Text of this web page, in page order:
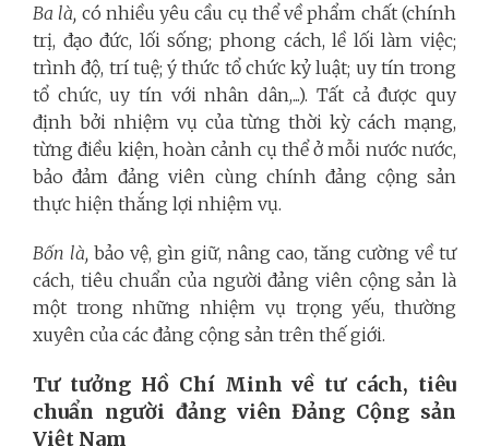
Ba là, có nhiều yêu cầu cụ thể về phẩm chất (chính
trị, đạo đức, lối sống; phong cách, lề lối làm việc;
trình độ, trí tuệ; ý thức tổ chức kỷ luật; uy tín trong
tổ chức, uy tín với nhân dân,...). Tất cả được quy
định bởi nhiệm vụ của từng thời kỳ cách mạng,
từng điều kiện, hoàn cảnh cụ thể ở mỗi nước nước,
bảo đảm đảng viên cùng chính đảng cộng sản
thực hiện thắng lợi nhiệm vụ.
Bốn là, bảo vệ, gìn giữ, nâng cao, tăng cường về tư
cách, tiêu chuẩn của người đảng viên cộng sản là
một trong những nhiệm vụ trọng yếu, thường
xuyên của các đảng cộng sản trên thế giới.
Tư tưởng Hồ Chí Minh về tư cách, tiêu
chuẩn người đảng viên Đảng Cộng sản
Việt Nam